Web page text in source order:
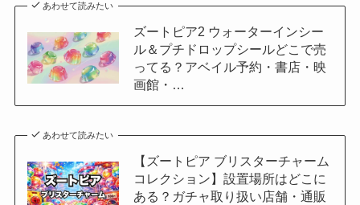
あわせて読みたい
ズートピア2 ウォーターインシー
ル＆プチドロップシールどこで売
ってる？アベイル予約・書店・映
画館・…
あわせて読みたい
【ズートピア ブリスターチャーム
コレクション】設置場所はどこに
ある？ガチャ取り扱い店舗・通販